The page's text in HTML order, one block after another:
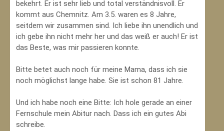
bekehrt. Er ist sehr lieb und total verständnisvoll. Er
kommt aus Chemnitz. Am 3.5. waren es 8 Jahre,
seitdem wir zusammen sind. Ich liebe ihn unendlich und
ich gebe ihn nicht mehr her und das weiß er auch! Er ist
das Beste, was mir passieren konnte.
Bitte betet auch noch für meine Mama, dass ich sie
noch möglichst lange habe. Sie ist schon 81 Jahre.
Und ich habe noch eine Bitte: Ich hole gerade an einer
Fernschule mein Abitur nach. Dass ich ein gutes Abi
schreibe.